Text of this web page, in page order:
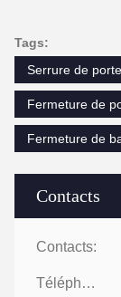
Contacts
Contacts:
Téléphone:
Tags:
Serrure de
Fermeture de
Fermeture de